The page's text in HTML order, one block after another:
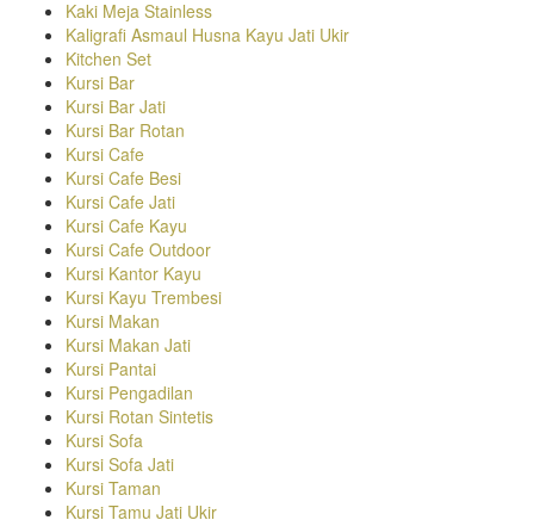
Kaki Meja Stainless
Kaligrafi Asmaul Husna Kayu Jati Ukir
Kitchen Set
Kursi Bar
Kursi Bar Jati
Kursi Bar Rotan
Kursi Cafe
Kursi Cafe Besi
Kursi Cafe Jati
Kursi Cafe Kayu
Kursi Cafe Outdoor
Kursi Kantor Kayu
Kursi Kayu Trembesi
Kursi Makan
Kursi Makan Jati
Kursi Pantai
Kursi Pengadilan
Kursi Rotan Sintetis
Kursi Sofa
Kursi Sofa Jati
Kursi Taman
Kursi Tamu Jati Ukir